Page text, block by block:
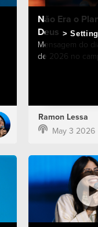
Não Era o
Deus
Mensagem do
de 2026 no
Ramon Lessa
May 3 2026